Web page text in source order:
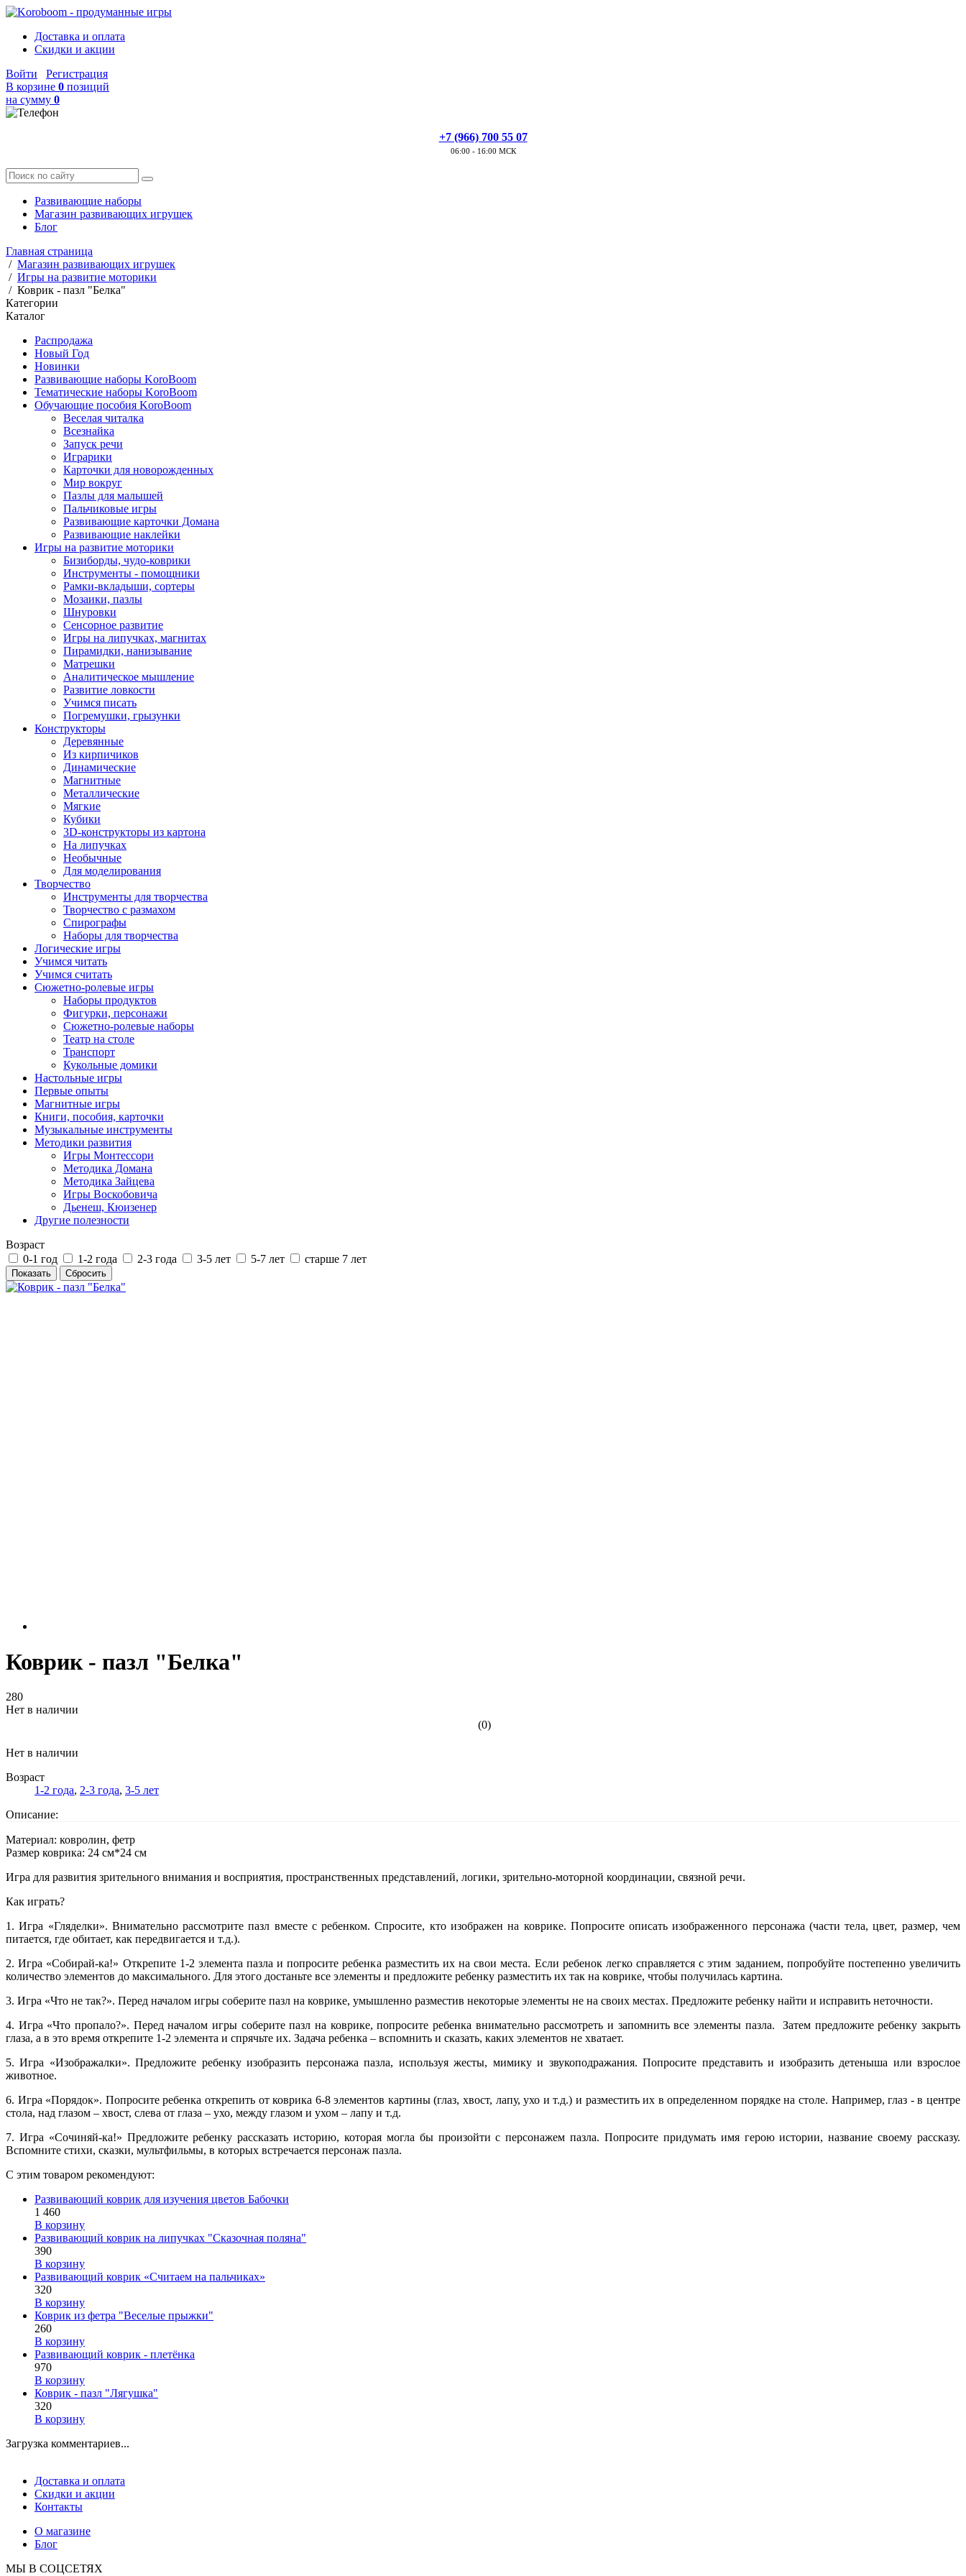
Доставка и оплата
Скидки и акции
Войти
Регистрация
В корзине 0 позиций
на сумму 0
+7 (966) 700 55 07
06:00 - 16:00 МСК
Развивающие наборы
Магазин развивающих игрушек
Блог
Главная страница
/ Магазин развивающих игрушек
/ Игры на развитие моторики
/ Коврик - пазл "Белка"
Категории
Каталог
Распродажа
Новый Год
Новинки
Развивающие наборы KoroBoom
Тематические наборы KoroBoom
Обучающие пособия KoroBoom
Веселая читалка
Всезнайка
Запуск речи
Играрики
Карточки для новорожденных
Мир вокруг
Пазлы для малышей
Пальчиковые игры
Развивающие карточки Домана
Развивающие наклейки
Игры на развитие моторики
Бизиборды, чудо-коврики
Инструменты - помощники
Рамки-вкладыши, сортеры
Мозаики, пазлы
Шнуровки
Сенсорное развитие
Игры на липучках, магнитах
Пирамидки, нанизывание
Матрешки
Аналитическое мышление
Развитие ловкости
Учимся писать
Погремушки, грызунки
Конструкторы
Деревянные
Из кирпичиков
Динамические
Магнитные
Металлические
Мягкие
Кубики
3D-конструкторы из картона
На липучках
Необычные
Для моделирования
Творчество
Инструменты для творчества
Творчество с размахом
Спирографы
Наборы для творчества
Логические игры
Учимся читать
Учимся считать
Сюжетно-ролевые игры
Наборы продуктов
Фигурки, персонажи
Сюжетно-ролевые наборы
Театр на столе
Транспорт
Кукольные домики
Настольные игры
Первые опыты
Магнитные игры
Книги, пособия, карточки
Музыкальные инструменты
Методики развития
Игры Монтессори
Методика Домана
Методика Зайцева
Игры Воскобовича
Дьенеш, Кюизенер
Другие полезности
Возраст
0-1 год
1-2 года 2-3 года 3-5 лет 5-7 лет старше 7 лет
Коврик - пазл "Белка"
280
Нет в наличии
(0)
Нет в наличии
Возраст
1-2 года, 2-3 года, 3-5 лет
Описание:
Материал: ковролин, фетр
Размер коврика: 24 см*24 см
Игра для развития зрительного внимания и восприятия, пространственных представлений, логики, зрительно-моторной координации, связной речи.
Как играть?
1. Игра «Гляделки». Внимательно рассмотрите пазл вместе с ребенком. Спросите, кто изображен на коврике. Попросите описать изображенного персонажа (части тела, цвет, размер, чем
питается, где обитает, как передвигается и т.д.).
2. Игра «Собирай-ка!» Открепите 1-2 элемента пазла и попросите ребенка разместить их на свои места. Если ребенок легко справляется с этим заданием, попробуйте постепенно увеличить
количество элементов до максимального. Для этого достаньте все элементы и предложите ребенку разместить их так на коврике, чтобы получилась картина.
3. Игра «Что не так?». Перед началом игры соберите пазл на коврике, умышленно разместив некоторые элементы не на своих местах. Предложите ребенку найти и исправить неточности.
4. Игра «Что пропало?». Перед началом игры соберите пазл на коврике, попросите ребенка внимательно рассмотреть и запомнить все элементы пазла. Затем предложите ребенку закрыть
глаза, а в это время открепите 1-2 элемента и спрячьте их. Задача ребенка – вспомнить и сказать, каких элементов не хватает.
5. Игра «Изображалки». Предложите ребенку изобразить персонажа пазла, используя жесты, мимику и звукоподражания. Попросите представить и изобразить детеныша или взрослое
животное.
6. Игра «Порядок». Попросите ребенка открепить от коврика 6-8 элементов картины (глаз, хвост, лапу, ухо и т.д.) и разместить их в определенном порядке на столе. Например, глаз - в центре
стола, над глазом – хвост, слева от глаза – ухо, между глазом и ухом – лапу и т.д.
7. Игра «Сочиняй-ка!» Предложите ребенку рассказать историю, которая могла бы произойти с персонажем пазла. Попросите придумать имя герою истории, название своему рассказу.
Вспомните стихи, сказки, мультфильмы, в которых встречается персонаж пазла.
С этим товаром рекомендуют:
Развивающий коврик для изучения цветов Бабочки
1 460
В корзину
Развивающий коврик на липучках "Сказочная поляна"
390
В корзину
Развивающий коврик «Считаем на пальчиках»
320
В корзину
Коврик из фетра "Веселые прыжки"
260
В корзину
Развивающий коврик - плетёнка
970
В корзину
Коврик - пазл "Лягушка"
320
В корзину
Загрузка комментариев...
Доставка и оплата
Скидки и акции
Контакты
О магазине
Блог
МЫ В СОЦСЕТЯХ